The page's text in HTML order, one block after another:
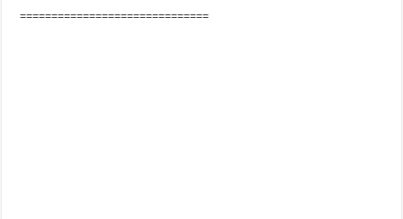
==============================